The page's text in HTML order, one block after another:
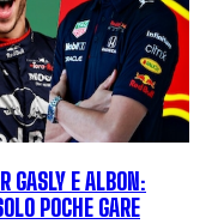
GASLY E ALBON:
POCHE GARE